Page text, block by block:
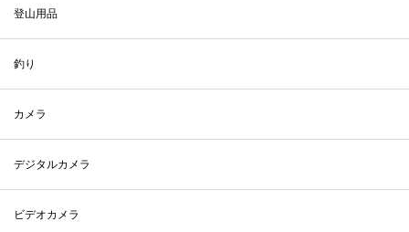
登山用品
釣り
カメラ
デジタルカメラ
ビデオカメラ